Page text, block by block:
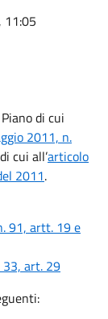
11:05
di cui
2011, n.
cui all’articolo
2011.
91, artt. 19 e
33, art. 29